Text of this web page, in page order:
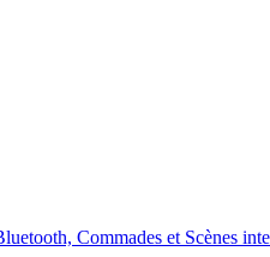
Commades et Scènes